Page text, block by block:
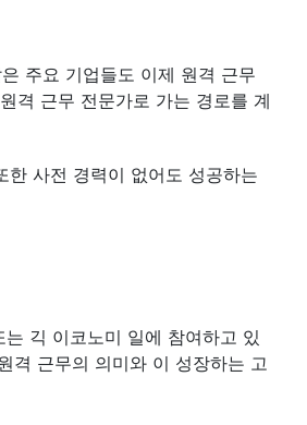
주요 기업들도 이제 원격 근무
격 근무 전문가로 가는 경로를 계
사전 경력이 없어도 성공하는
는 긱 이코노미 일에 참여하고 있
격 근무의 의미와 이 성장하는 고